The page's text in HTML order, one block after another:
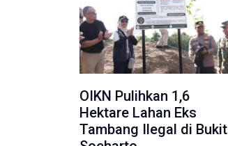
OIKN Pulihkan 1,6
Hektare Lahan Eks
Tambang Ilegal di Bukit